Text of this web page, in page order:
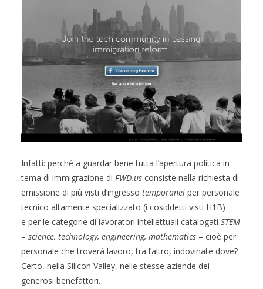
Infatti: perché a guardar bene tutta l’apertura politica in
tema di immigrazione di FWD.us consiste nella richiesta di
emissione di più visti d’ingresso temporanei per personale
tecnico altamente specializzato (i cosiddetti visti H1B)
e per le categorie di lavoratori intellettuali catalogati STEM
– science, technology, engineering, mathematics – cioè per
personale che troverà lavoro, tra l’altro, indovinate dove?
Certo, nella Silicon Valley, nelle stesse aziende dei
generosi benefattori.